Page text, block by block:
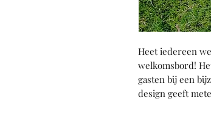
Heet iedereen
welkomsbord!
gasten bij een
design geeft